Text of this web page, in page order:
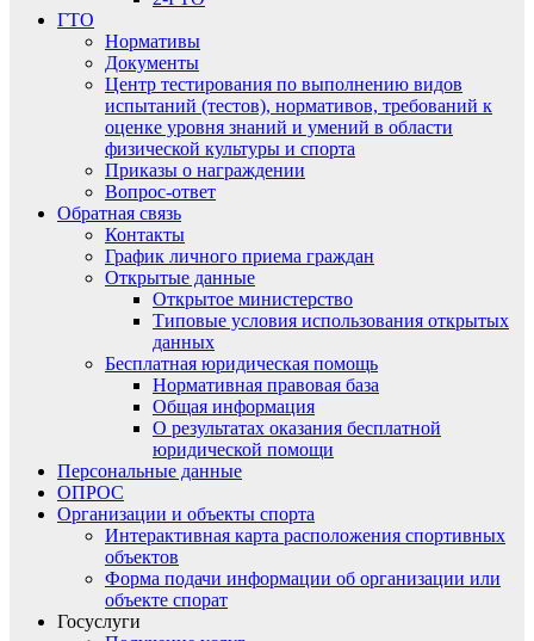
ГТО
Нормативы
Документы
Центр тестирования по выполнению видов
испытаний (тестов), нормативов, требований к
оценке уровня знаний и умений в области
физической культуры и спорта
Приказы о награждении
Вопрос-ответ
Обратная связь
Контакты
График личного приема граждан
Открытые данные
Открытое министерство
Типовые условия использования открытых
данных
Бесплатная юридическая помощь
Нормативная правовая база
Общая информация
О результатах оказания бесплатной
юридической помощи
Персональные данные
ОПРОС
Организации и объекты спорта
Интерактивная карта расположения спортивных
объектов
Форма подачи информации об организации или
объекте спорат
Госуслуги